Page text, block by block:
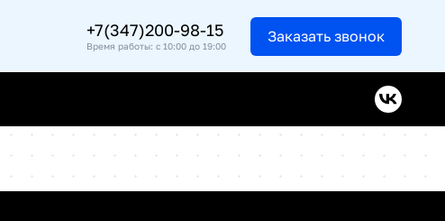
+7(347)200-98-15
Время работы: с 10:00 до 19:00
Заказать звонок